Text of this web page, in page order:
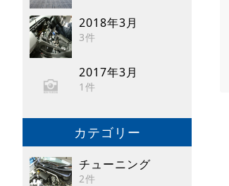
2018年3月
3件
2017年3月
1件
カテゴリー
チューニング
2件